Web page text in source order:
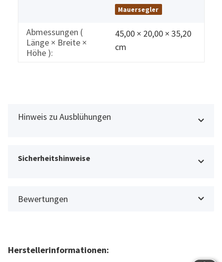
Mauersegler
Abmessungen (
Länge × Breite ×
Höhe ):
45,00 × 20,00 × 35,20
cm
Hinweis zu Ausblühungen
Sicherheitshinweise
Bewertungen
Herstellerinformationen: